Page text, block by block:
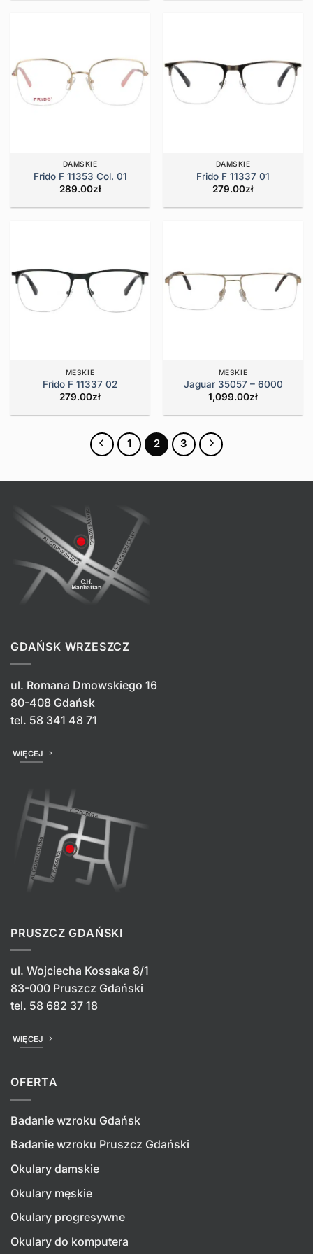
DAMSKIE
Frido F 11353 Col. 01
289.00zł
DAMSKIE
Frido F 11337 01
279.00zł
MĘSKIE
Frido F 11337 02
279.00zł
MĘSKIE
Jaguar 35057 – 6000
1,099.00zł
1 2 3
GDAŃSK WRZESZCZ
ul. Romana Dmowskiego 16
80-408 Gdańsk
tel. 58 341 48 71
WIĘCEJ
PRUSZCZ GDAŃSKI
ul. Wojciecha Kossaka 8/1
83-000 Pruszcz Gdański
tel. 58 682 37 18
WIĘCEJ
OFERTA
Badanie wzroku Gdańsk
Badanie wzroku Pruszcz Gdański
Okulary damskie
Okulary męskie
Okulary progresywne
Okulary do komputera